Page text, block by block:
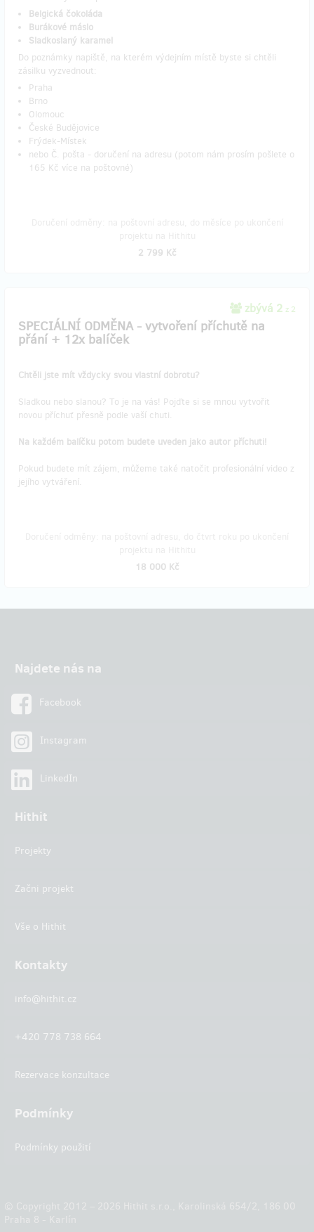
Belgická čokoláda
Burákové máslo
Sladkoslaný karamel
Do poznámky napiště, na kterém výdejním místě byste si chtěli
zásilku vyzvednout:
Praha
Brno
Olomouc
České Budějovice
Frýdek-Místek
nebo Č. pošta - doručení na adresu (potom nám prosím pošlete o
165 Kč více na poštovné)
2 799 Kč
zbývá 2 z 2
SPECIÁLNÍ ODMĚNA - vytvoření příchutě na
přání + 12x balíček
Chtěli jste mít vždycky svou vlastní dobrotu?
Sladkou nebo slanou? To je na vás! Pojďte si se mnou vytvořit
novou příchuť přesně podle vaší chuti.
Na každém balíčku potom budete uveden jako autor příchuti!
Pokud budete mít zájem, můžeme také natočit profesionální video z
jejího vytváření.
18 000 Kč
Najdete nás na
Facebook
Instagram
LinkedIn
Hithit
Projekty
Začni projekt
Vše o Hithit
Kontakty
info@hithit.cz
+420 778 738 664
Rezervace konzultace
Podmínky
Podmínky použití